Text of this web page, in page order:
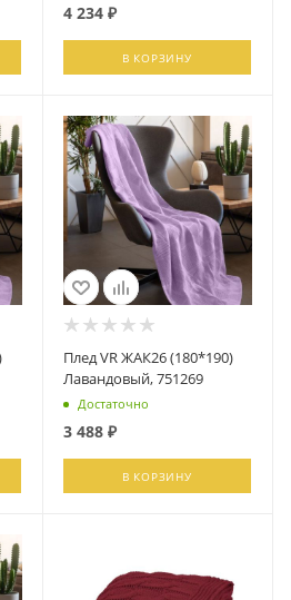
4 234₽
В КОРЗИНУ
Плед VR ЖАК26 (180*190)
Лавандовый, 751269
Достаточно
3 488₽
В КОРЗИНУ